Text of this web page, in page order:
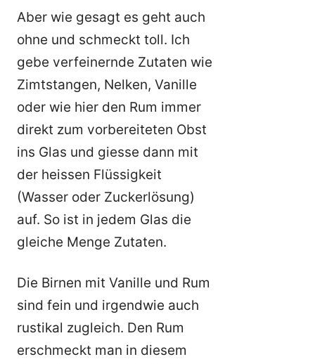
Aber wie gesagt es geht auch
ohne und schmeckt toll. Ich
gebe verfeinernde Zutaten wie
Zimtstangen, Nelken, Vanille
oder wie hier den Rum immer
direkt zum vorbereiteten Obst
ins Glas und giesse dann mit
der heissen Flüssigkeit
(Wasser oder Zuckerlösung)
auf. So ist in jedem Glas die
gleiche Menge Zutaten.
Die Birnen mit Vanille und Rum
sind fein und irgendwie auch
rustikal zugleich. Den Rum
erschmeckt man in diesem